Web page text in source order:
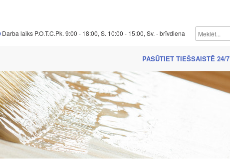
Darba laiks P.O.T.C.Pk. 9:00 - 18:00, S. 10:00 - 15:00, Sv. - brīvdiena
PASŪTIET TIEŠSAISTĒ 24/7